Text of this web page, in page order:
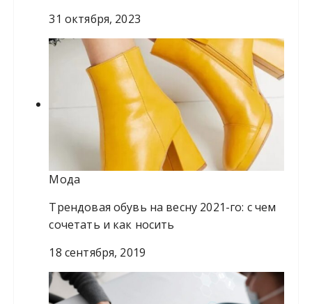
31 октября, 2023
Мода
Трендовая обувь на весну 2021-го: с чем
сочетать и как носить
18 сентября, 2019